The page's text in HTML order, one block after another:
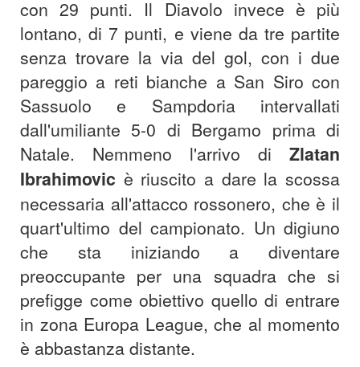
con 29 punti. Il Diavolo invece è più
lontano, di 7 punti, e viene da tre partite
senza trovare la via del gol, con i due
pareggio a reti bianche a San Siro con
Sassuolo e Sampdoria intervallati
dall'umiliante 5-0 di Bergamo prima di
Natale. Nemmeno l'arrivo di Zlatan
Ibrahimovic è riuscito a dare la scossa
necessaria all'attacco rossonero, che è il
quart'ultimo del campionato. Un digiuno
che sta iniziando a diventare
preoccupante per una squadra che si
prefigge come obiettivo quello di entrare
in zona Europa League, che al momento
è abbastanza distante.